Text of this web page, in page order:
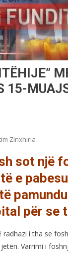
15-
Zinxhiria
sot një
e
për se
radhazi i tha se
Varrimi i